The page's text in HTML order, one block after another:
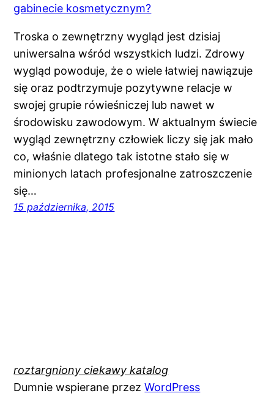
Troska o zewnętrzny wygląd jest dzisiaj
uniwersalna wśród wszystkich ludzi. Zdrowy
wygląd powoduje, że o wiele łatwiej nawiązuje
się oraz podtrzymuje pozytywne relacje w
swojej grupie rówieśniczej lub nawet w
środowisku zawodowym. W aktualnym świecie
wygląd zewnętrzny człowiek liczy się jak mało
co, właśnie dlatego tak istotne stało się w
minionych latach profesjonalne zatroszczenie
się…
15 października, 2015
roztargniony ciekawy katalog
Dumnie wspierane przezWordPress